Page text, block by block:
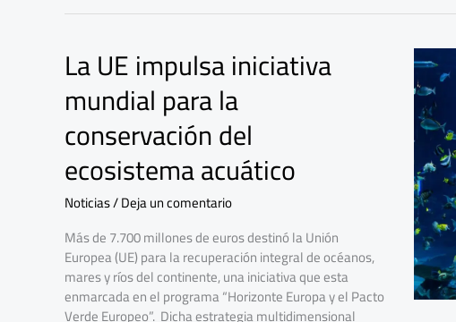
La UE impulsa iniciativa
mundial para la
conservación del
ecosistema acuático
Noticias/Deja un comentario
Más de 7.700 millones de euros destinó la Unión
Europea (UE) para la recuperación integral de océanos,
mares y ríos del continente, una iniciativa que esta
enmarcada en el programa “Horizonte Europa y el Pacto
Verde Europeo”. Dicha estrategia multidimensional
La
UE
impulsa
iniciativa
mundial
para
la
conservación
del
ecosistema
acuático